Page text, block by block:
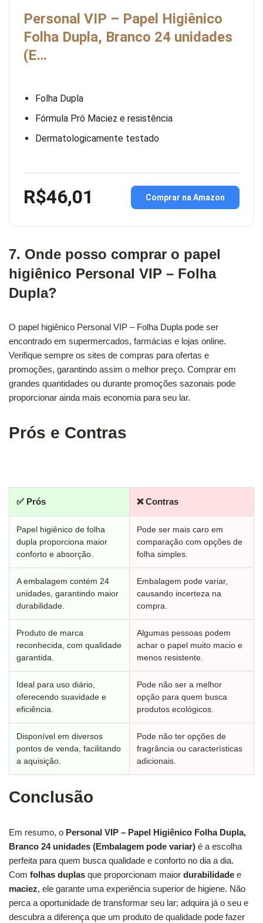
Personal VIP – Papel Higiênico
Folha Dupla, Branco 24 unidades
(E…
Folha Dupla
Fórmula Pró Maciez e resistência
Dermatologicamente testado
R$46,01 Comprar na Amazon
7. Onde posso comprar o papel
higiênico Personal VIP – Folha
Dupla?
O papel higiênico Personal VIP – Folha Dupla pode ser
encontrado em supermercados, farmácias e lojas online.
Verifique sempre os sites de compras para ofertas e
promoções, garantindo assim o melhor preço. Comprar em
grandes quantidades ou durante promoções sazonais pode
proporcionar ainda mais economia para seu lar.
Prós e Contras
✅ Prós ❌ Contras
Papel higiênico de folha
dupla proporciona maior
conforto e absorção.
Pode ser mais caro em
comparação com opções de
folha simples.
A embalagem contém 24
unidades, garantindo maior
durabilidade.
Embalagem pode variar,
causando incerteza na
compra.
Produto de marca
reconhecida, com qualidade
garantida.
Algumas pessoas podem
achar o papel muito macio e
menos resistente.
Ideal para uso diário,
oferecendo suavidade e
eficiência.
Pode não ser a melhor
opção para quem busca
produtos ecológicos.
Disponível em diversos
pontos de venda, facilitando
a aquisição.
Pode não ter opções de
fragrância ou características
adicionais.
Conclusão
Em resumo, o Personal VIP – Papel Higiênico Folha Dupla,
Branco 24 unidades (Embalagem pode variar) é a escolha
perfeita para quem busca qualidade e conforto no dia a dia.
Com folhas duplas que proporcionam maior durabilidade e
maciez, ele garante uma experiência superior de higiene. Não
perca a oportunidade de transformar seu lar; adquira já o seu e
descubra a diferença que um produto de qualidade pode fazer